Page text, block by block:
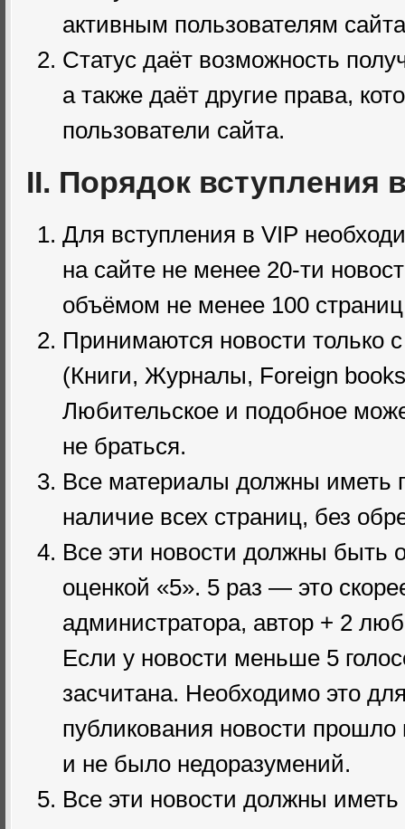
активным пользователям
Статус даёт возможность
а также даёт другие права,
пользователи сайта.
II. Порядок вступления
Для вступления в VIP
на сайте не менее 20-ти
объёмом не менее 100
Принимаются новости только
(Книги, Журналы, Foreign
Любительское и подобное
не браться.
Все материалы должны иметь
наличие всех страниц, без
Все эти новости должны быть
оценкой «5». 5 раз — это
администратора, автор + 2
Если у новости меньше 5
засчитана. Необходимо это
публикования новости прошло
и не было недоразумений.
Все эти новости должны